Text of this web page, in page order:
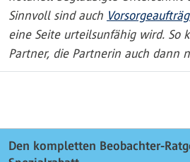
Sinnvoll sind auch
eine Seite urteilsunfähig wird. So
Partner, die Partnerin auch dann
Den kompletten Beobachter-